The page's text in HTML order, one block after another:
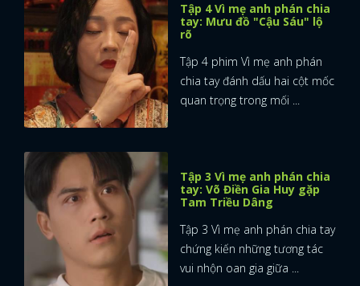
x
ĐĂNG NHẬP
Tập 4 Vì mẹ anh phán chia
tay: Mưu đồ "Cậu Sáu" lộ
rõ
Tập 4 phim Vì mẹ anh phán
chia tay đánh dấu hai cột mốc
quan trọng trong mối ...
Tập 3 Vì mẹ anh phán chia
tay: Võ Điền Gia Huy gặp
Tam Triều Dâng
Tập 3 Vì mẹ anh phán chia tay
chứng kiến những tương tác
vui nhộn oan gia giữa ...